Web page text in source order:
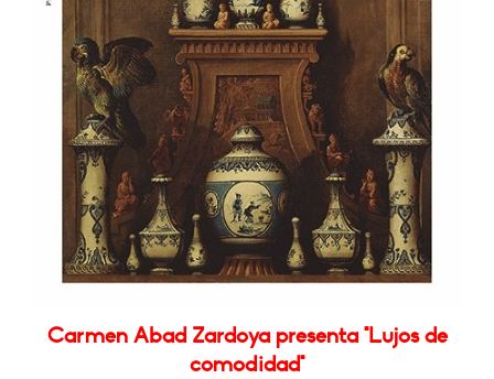
Carmen Abad Zardoya presenta "Lujos de
comodidad"